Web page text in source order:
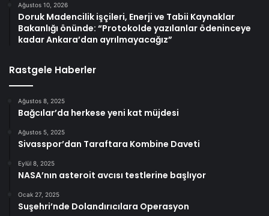
Ağustos 10, 2026
Doruk Madencilik işçileri, Enerji ve Tabii Kaynaklar
Bakanlığı önünde: “Protokolde yazılanlar ödeninceye
kadar Ankara’dan ayrılmayacağız”
Rastgele Haberler
Ağustos 8, 2025
Bağcılar’da herkese yeni kat müjdesi
Ağustos 5, 2025
Sivasspor’dan Taraftara Kombine Daveti
Eylül 8, 2025
NASA’nın asteroit avcısı testlerine başlıyor
Ocak 27, 2025
Suşehri’nde Dolandırıcılara Operasyon